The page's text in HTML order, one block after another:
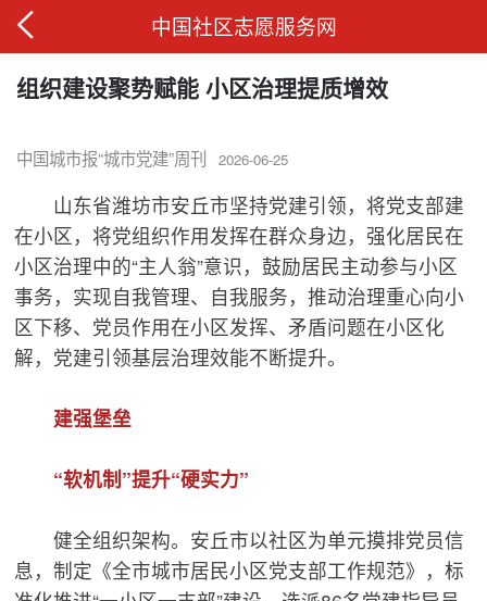
中国社区志愿服务网
组织建设聚势赋能 小区治理提质增效
中国城市报“城市党建”周刊 2026-06-25
山东省潍坊市安丘市坚持党建引领，将党支部建
在小区，将党组织作用发挥在群众身边，强化居民在
小区治理中的“主人翁”意识，鼓励居民主动参与小区
事务，实现自我管理、自我服务，推动治理重心向小
区下移、党员作用在小区发挥、矛盾问题在小区化
解，党建引领基层治理效能不断提升。
建强堡垒
“软机制”提升“硬实力”
健全组织架构。安丘市以社区为单元摸排党员信
息，制定《全市城市居民小区党支部工作规范》，标